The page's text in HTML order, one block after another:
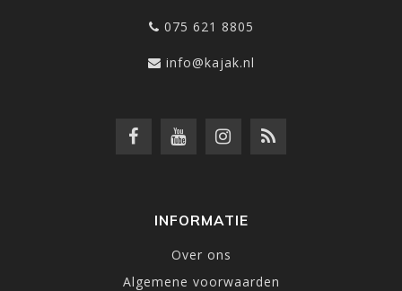
075 621 8805
info@kajak.nl
INFORMATIE
Over ons
Algemene voorwaarden